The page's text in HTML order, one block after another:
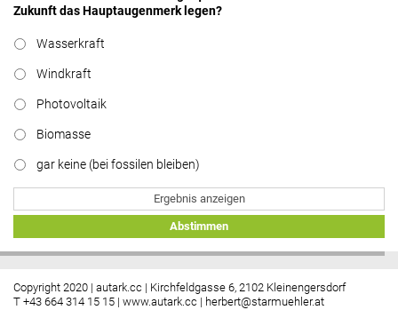
Zukunft das Hauptaugenmerk legen?
Wasserkraft
Windkraft
Photovoltaik
Biomasse
gar keine (bei fossilen bleiben)
Ergebnis anzeigen
Abstimmen
Copyright 2020 | autark.cc | Kirchfeldgasse 6, 2102 Kleinengersdorf
T +43 664 314 15 15 | www.autark.cc | herbert@starmuehler.at